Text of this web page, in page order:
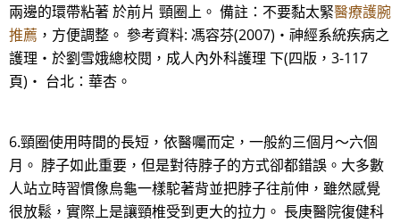
兩邊的環帶粘著 於前片 頸圈上。 備註：不要黏太緊醫療護腕
推薦 ，方便調整。 參考資料: 馮容芬(2007)‧神經系統疾病之
護理‧於劉雪娥總校閱，成人內外科護理 下(四版，3-117
頁)‧ 台北：華杏。
6.頸圈使用時間的長短，依醫囑而定，一般約三個月～六個
月。 脖子如此重要，但是對待脖子的方式卻都錯誤。大多數
人站立時習慣像烏龜一樣駝著背並把脖子往前伸，雖然感覺
很放鬆，實際上是讓頸椎受到更大的拉力。 長庚醫院復健科